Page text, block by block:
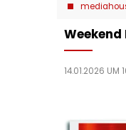
Weekend
14.01.2026 UM